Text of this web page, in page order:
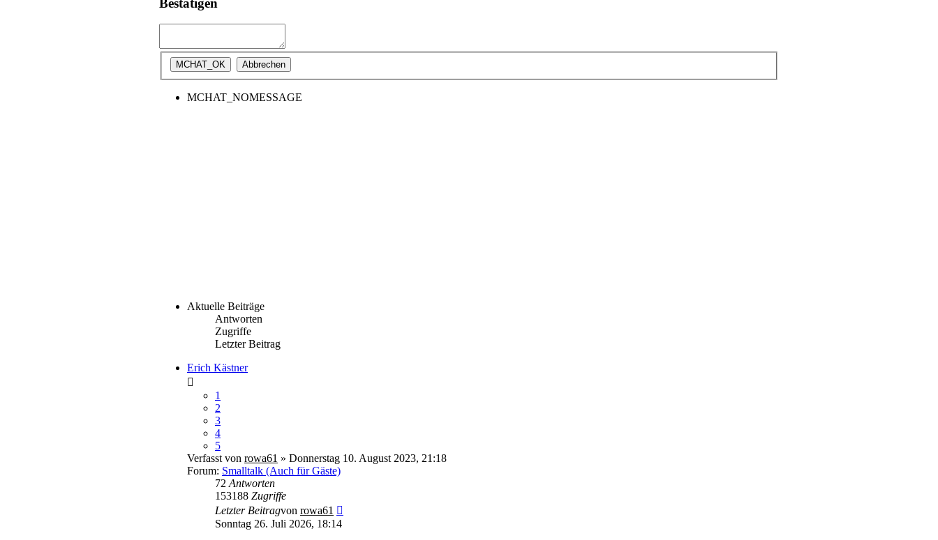
MCHAT_NOMESSAGE
Aktuelle Beiträge
Antworten
Zugriffe
Letzter Beitrag
Erich Kästner
1
2
3
4
5
Verfasst von rowa61 » Donnerstag 10. August 2023, 21:18
Forum: Smalltalk (Auch für Gäste)
72 Antworten
153188 Zugriffe
Letzter Beitragvon rowa61
Sonntag 26. Juli 2026, 18:14